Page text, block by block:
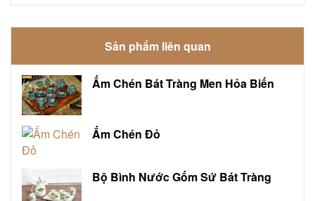
Sản phẩm liên quan
Ấm Chén Bát Tràng Men Hỏa Biến
Ấm Chén Đỏ
Bộ Bình Nước Gốm Sứ Bát Tràng